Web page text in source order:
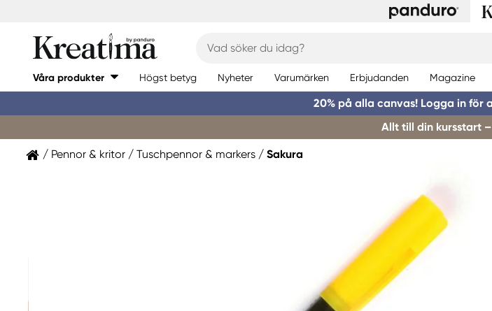
Våra produkter Högst betyg Nyheter Varumärken Erbjudanden Magazine
20% på alla canvas! Logga in för
Allt till din kursstart
Pennor & kritor Tuschpennor & markers Sakura